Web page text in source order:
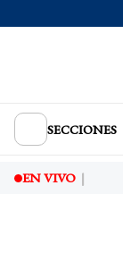
SECCIONES
EN VIVO